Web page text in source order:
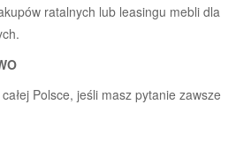
ratalnych lub leasingu mebli dla
Polsce, jeśli masz pytanie zawsze